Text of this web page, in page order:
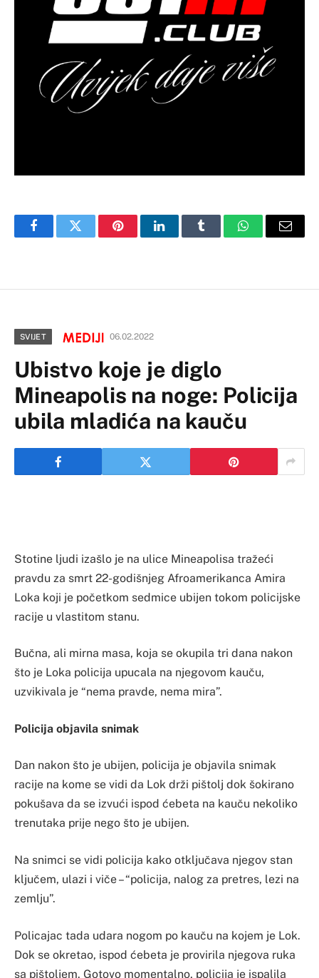
FacebookTwitter PinterestLinkedInTumblr WhatsAppEmail
SVIJET 06.02.2022
Ubistvo koje je diglo
Mineapolis na noge: Policija
ubila mladića na kauču
Stotine ljudi izašlo je na ulice Mineapolisa tražeći
pravdu za smrt 22-godišnjeg Afroamerikanca Amira
Loka koji je početkom sedmice ubijen tokom policijske
racije u vlastitom stanu.
Bučna, ali mirna masa, koja se okupila tri dana nakon
što je Loka policija upucala na njegovom kauču,
uzvikivala je “nema pravde, nema mira”.
Policija objavila snimak
Dan nakon što je ubijen, policija je objavila snimak
racije na kome se vidi da Lok drži pištolj dok šokirano
pokušava da se izvući ispod ćebeta na kauču nekoliko
trenutaka prije nego što je ubijen.
Na snimci se vidi policija kako otključava njegov stan
ključem, ulazi i viče – “policija, nalog za pretres, lezi na
zemlju”.
Policajac tada udara nogom po kauču na kojem je Lok.
Dok se okretao, ispod ćebeta je provirila njegova ruka
sa pištoljem. Gotovo momentalno, policija je ispalila